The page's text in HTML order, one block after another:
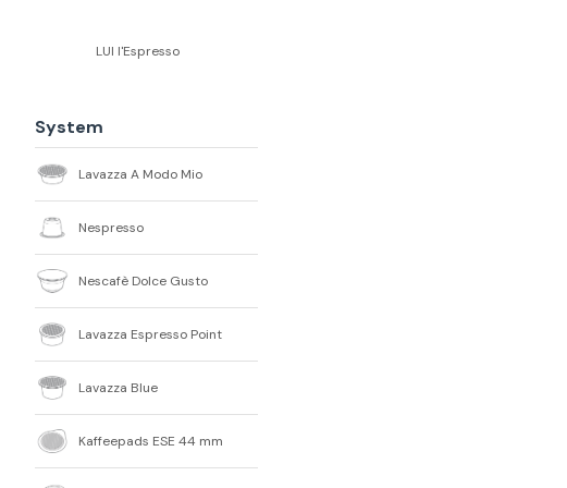
LUI l'Espresso
System
Lavazza A Modo Mio
Nespresso
Nescafè Dolce Gusto
Lavazza Espresso Point
Lavazza Blue
Kaffeepads ESE 44 mm